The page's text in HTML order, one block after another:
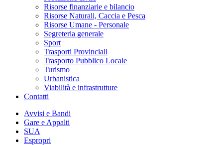
Risorse finanziarie e bilancio
Risorse Naturali, Caccia e Pesca
Risorse Umane - Personale
Segreteria generale
Sport
Trasporti Provinciali
Trasporto Pubblico Locale
Turismo
Urbanistica
Viabilità e infrastrutture
Contatti
Avvisi e Bandi
Gare e Appalti
SUA
Espropri